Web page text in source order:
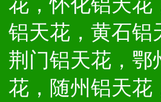
花，怀化铝天花
铝天花，黄石铝
荆门铝天花，鄂
花，随州铝天花